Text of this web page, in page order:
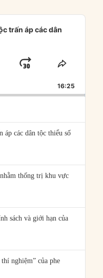
trấn áp các dân
JUMP
FORWARD
SHARE
16:25
áp các dân tộc thiểu số
thống trị khu vực
sách và giới hạn của
nghiệm” của phe